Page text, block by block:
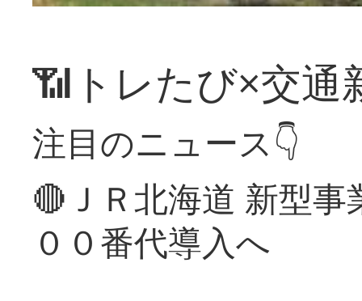
📶トレたび×交通
注目のニュース👇
🔴ＪＲ北海道 新型
００番代導入へ